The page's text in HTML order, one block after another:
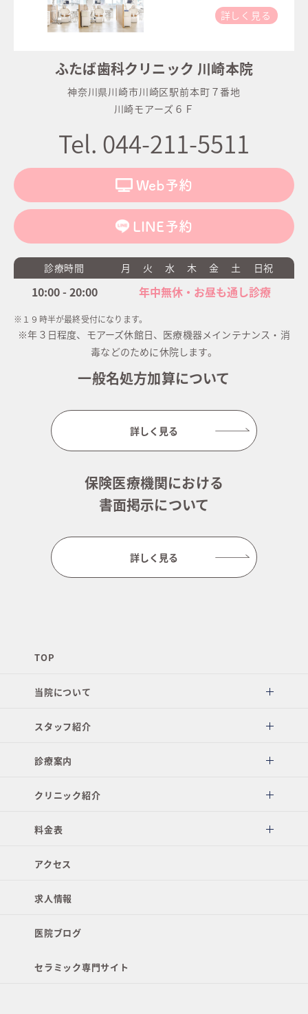
詳しく見る
ふたば歯科クリニック 川崎本院
神奈川県川崎市川崎区駅前本町７番地
川崎モアーズ６Ｆ
Tel. 044-211-5511
Web予約
LINE予約
診療時間 月 火 水 木 金 土 日祝
10:00 - 20:00 年中無休・お昼も通し診療
※１９時半が最終受付になります。
※年３日程度、モアーズ休館日、医療機器メインテナンス・消
毒などのために休院します。
一般名処方加算について
詳しく見る
保険医療機関における
書面掲示について
詳しく見る
TOP
当院について
スタッフ紹介
診療案内
クリニック紹介
料金表
アクセス
求人情報
医院ブログ
セラミック専門サイト